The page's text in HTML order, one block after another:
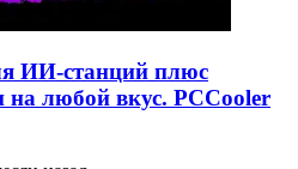
ИИ-станций плюс
на любой вкус. PCCooler